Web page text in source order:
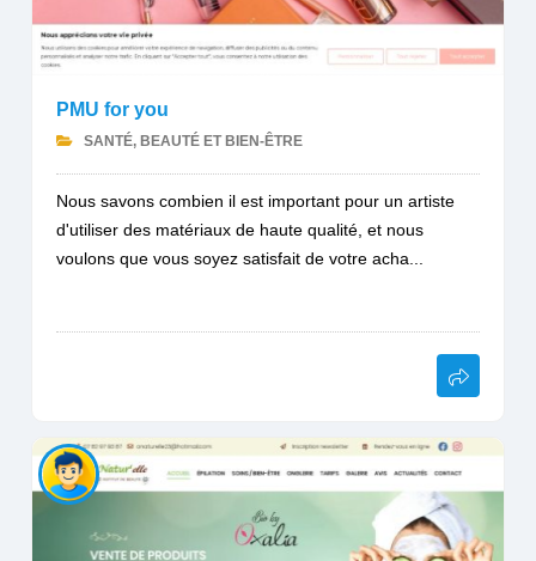
PMU for you
SANTÉ, BEAUTÉ ET BIEN-ÊTRE
Nous savons combien il est important pour un artiste
d'utiliser des matériaux de haute qualité, et nous
voulons que vous soyez satisfait de votre acha...